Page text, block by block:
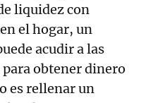
liquidez con
el hogar, un
acudir a las
obtener dinero
es rellenar un